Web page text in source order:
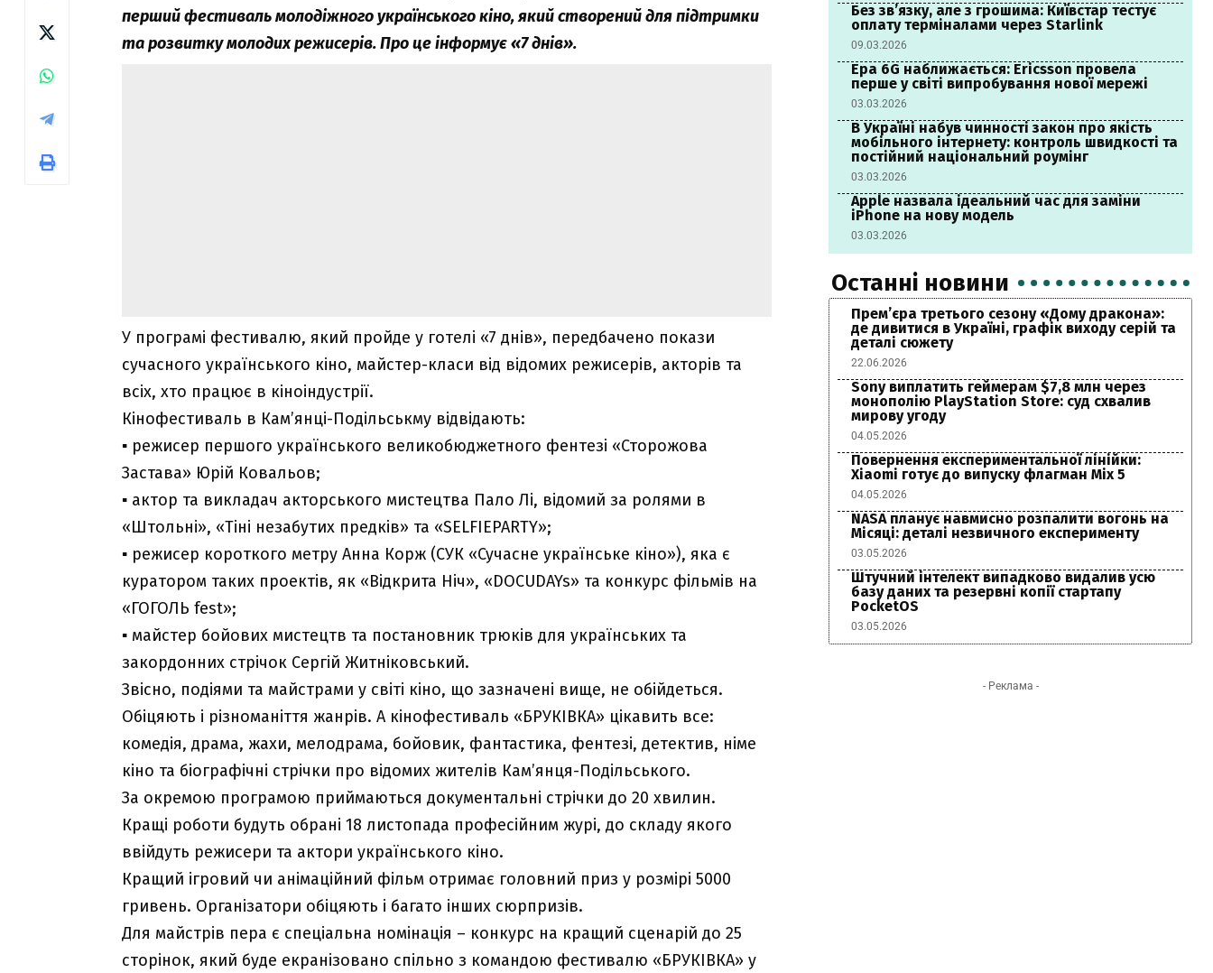
перший фестиваль молодіжного українського кіно, який створений для підтримки
та розвитку молодих режисерів. Про це інформує «7 днів».
У програмі фестивалю, який пройде у готелі «7 днів», передбачено покази
сучасного українського кіно, майстер-класи від відомих режисерів, акторів та
всіх, хто працює в кіноіндустрії.
Кінофестиваль в Кам’янці-Подільськму відвідають:
▪ режисер першого українського великобюджетного фентезі «Сторожова
Застава» Юрій Ковальов;
▪ актор та викладач акторського мистецтва Пало Лі, відомий за ролями в
«Штольні», «Тіні незабутих предків» та «SELFIEPARTY»;
▪ режисер короткого метру Анна Корж (СУК «Сучасне українське кіно»), яка є
куратором таких проектів, як «Відкрита Ніч», «DOCUDAYs» та конкурс фільмів на
«ГОГОЛЬ fest»;
▪ майстер бойових мистецтв та постановник трюків для українських та
закордонних стрічок Сергій Житніковський.
Звісно, подіями та майстрами у світі кіно, що зазначені вище, не обійдеться.
Обіцяють і різноманіття жанрів. А кінофестиваль «БРУКІВКА» цікавить все:
комедія, драма, жахи, мелодрама, бойовик, фантастика, фентезі, детектив, німе
кіно та біографічні стрічки про відомих жителів Кам’янця-Подільського.
За окремою програмою приймаються документальні стрічки до 20 хвилин.
Кращі роботи будуть обрані 18 листопада професійним журі, до складу якого
ввійдуть режисери та актори українського кіно.
Кращий ігровий чи анімаційний фільм отримає головний приз у розмірі 5000
гривень. Організатори обіцяють і багато інших сюрпризів.
Для майстрів пера є спеціальна номінація – конкурс на кращий сценарій до 25
сторінок, який буде екранізовано спільно з командою фестивалю «БРУКІВКА» у
Без зв’язку, але з грошима: Київстар тестує
оплату терміналами через Starlink
09.03.2026
Ера 6G наближається: Ericsson провела
перше у світі випробування нової мережі
03.03.2026
В Україні набув чинності закон про якість
мобільного інтернету: контроль швидкості та
постійний національний роумінг
03.03.2026
Apple назвала ідеальний час для заміни
iPhone на нову модель
03.03.2026
Останні новини
Прем’єра третього сезону «Дому дракона»:
де дивитися в Україні, графік виходу серій та
деталі сюжету
22.06.2026
Sony виплатить геймерам $7,8 млн через
монополію PlayStation Store: суд схвалив
мирову угоду
04.05.2026
Повернення експериментальної лінійки:
Xiaomi готує до випуску флагман Mix 5
04.05.2026
NASA планує навмисно розпалити вогонь на
Місяці: деталі незвичного експерименту
03.05.2026
Штучний інтелект випадково видалив усю
базу даних та резервні копії стартапу
PocketOS
03.05.2026
- Реклама -